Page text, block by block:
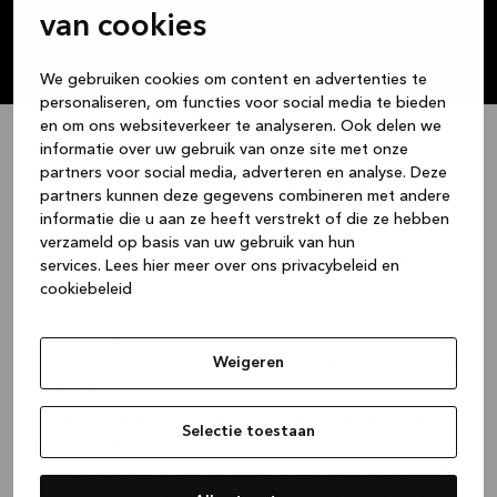
van cookies
We gebruiken cookies om content en advertenties te
personaliseren, om functies voor social media te bieden
en om ons websiteverkeer te analyseren. Ook delen we
informatie over uw gebruik van onze site met onze
partners voor social media, adverteren en analyse. Deze
partners kunnen deze gegevens combineren met andere
informatie die u aan ze heeft verstrekt of die ze hebben
verzameld op basis van uw gebruik van hun
services. Lees hier meer over ons privacybeleid en
cookiebeleid
Weigeren
Selectie toestaan
mee, zodat we samen tot een oplossing
komen die klopt, zowel praktisch als qua
Daarbij werk ik nauw samen met mijn
collega’s, zodat we onze kennis en
ervaring kunnen bundelen en jou zo goed
mogelijk helpen.
Ik begeleid mijn klanten graag tijdens het
hele proces, van ontwerp tot uitlevering
blijven wij betrokken.
Zo zorgen we er samen voor dat jouw
nieuwe keuken helemaal aansluit op jouw
wensen.
Ik help je stap
niet alleen
past!
Wij delen jouw liefde voor mooie keukens
Bij Kvik Zwolle ligt onze passie bij Deens design, waar
je het vakmanschap en de kwaliteit in elk detail kunt
voelen. Elk van onze designs brengt Deense
manier. In al onze designs gebruiken we gerecyclede
materialen en hout uit gecertificeerde verantwoorde
bosbouw.
unieke persoonlijkheid van je huis, maar die ook een